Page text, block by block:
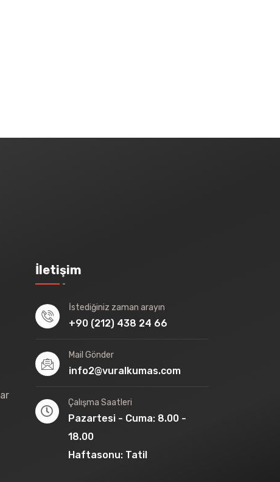
İletişim
İstediğiniz zaman arayın
+90 (212) 438 24 66
Mail Gönder
info2@vuralkumas.com
Çalışma Saatleri
Pazartesi - Cuma: 8.00 -
18.00
Haftasonu: Tatil